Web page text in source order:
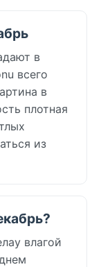
в
всего
в
плотная
из
влагой